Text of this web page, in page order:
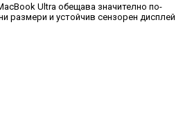
Ultra обещава значително по-
размери и устойчив сензорен дисплей